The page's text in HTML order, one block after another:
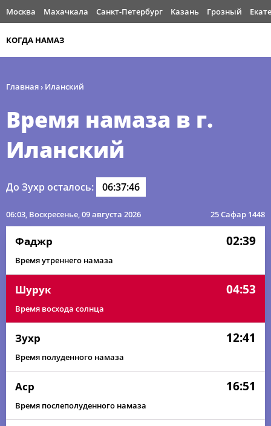
Москва Махачкала Санкт-Петербург Казань Грозный
КОГДА НАМАЗ
Главная› Иланский
Время намаза в г.
Иланский
До Зухр осталось: 06:37:46
06:03, Воскресенье, 09 августа 2026 25 Сафар 1448
Фаджр 02:39
Время утреннего намаза
Шурук 04:53
Время восхода солнца
Зухр 12:41
Время полуденного намаза
Аср 16:51
Время послеполуденного намаза